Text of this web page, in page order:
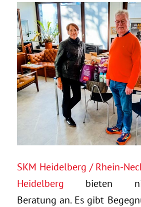
SKM Heidelberg / Rhein-
Heidelberg bieten
Beratung an. Es gibt